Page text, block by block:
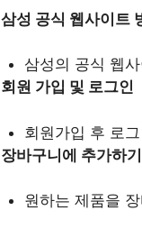
삼성 공식 웹사이트
삼성의 공식 웹
회원 가입 및 로그인
회원가입 후 로
장바구니에 추가하기
원하는 제품을